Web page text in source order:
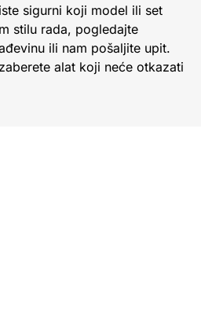
sigurni koji model ili set
stilu rada, pogledajte
ili nam pošaljite upit.
alat koji neće otkazati